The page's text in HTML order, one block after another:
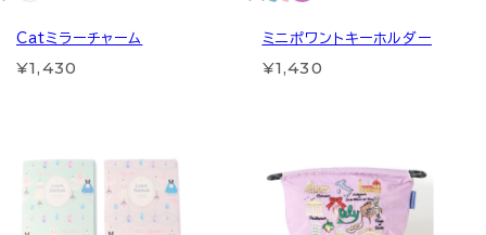
Catミラーチャーム
¥1,430
ミニポワントキーホルダー
¥1,430